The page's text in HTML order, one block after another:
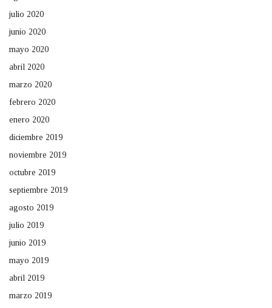
julio 2020
junio 2020
mayo 2020
abril 2020
marzo 2020
febrero 2020
enero 2020
diciembre 2019
noviembre 2019
octubre 2019
septiembre 2019
agosto 2019
julio 2019
junio 2019
mayo 2019
abril 2019
marzo 2019